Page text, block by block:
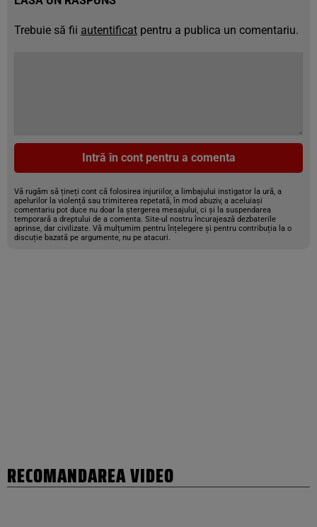
Trebuie să fii autentificat pentru a publica un comentariu.
Intră în cont pentru a comenta
Vă rugăm să țineți cont că folosirea injuriilor, a limbajului instigator la ură, a
apelurilor la violență sau trimiterea repetată, în mod abuziv, a aceluiași
comentariu pot duce nu doar la ștergerea mesajului, ci și la suspendarea
temporară a dreptului de a comenta. Site-ul nostru încurajează dezbaterile
aprinse, dar civilizate. Vă mulțumim pentru înțelegere și pentru contribuția la o
discuție bazată pe argumente, nu pe atacuri.
RECOMANDAREA VIDEO